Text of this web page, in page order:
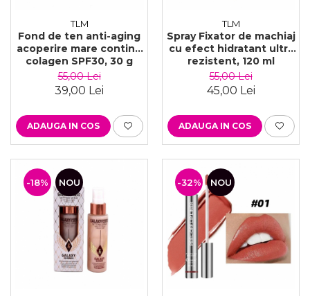
TLM
Fond de ten anti-aging
acoperire mare contine
colagen SPF30, 30 g
55,00 Lei
39,00 Lei
ADAUGA IN COS
TLM
Spray Fixator de machiaj
cu efect hidratant ultra
rezistent, 120 ml
55,00 Lei
45,00 Lei
ADAUGA IN COS
-18% NOU -32% NOU